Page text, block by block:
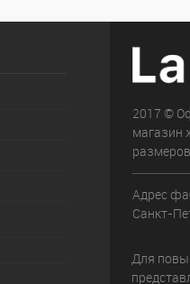
2017 ©
магазин
Адрес
Санкт-
Для